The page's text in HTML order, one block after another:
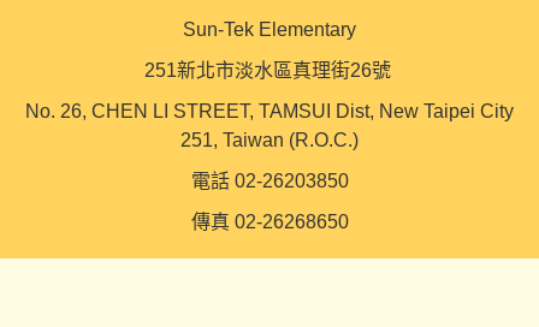
Sun-Tek Elementary
251新北市淡水區真理街26號
No. 26, CHEN LI STREET, TAMSUI Dist, New Taipei City
251, Taiwan (R.O.C.)
電話 02-26203850
傳真 02-26268650